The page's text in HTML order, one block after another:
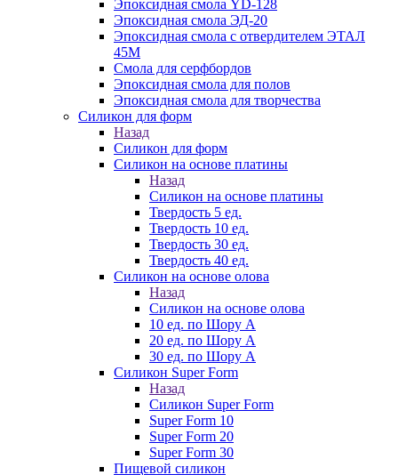
Эпоксидная смола YD-128
Эпоксидная смола ЭД-20
Эпоксидная смола с отвердителем ЭТАЛ
45М
Смола для серфбордов
Эпоксидная смола для полов
Эпоксидная смола для творчества
Силикон для форм
Назад
Силикон для форм
Силикон на основе платины
Назад
Силикон на основе платины
Твердость 5 ед.
Твердость 10 ед.
Твердость 30 ед.
Твердость 40 ед.
Силикон на основе олова
Назад
Силикон на основе олова
10 ед. по Шору А
20 ед. по Шору А
30 ед. по Шору А
Силикон Super Form
Назад
Силикон Super Form
Super Form 10
Super Form 20
Super Form 30
Пищевой силикон